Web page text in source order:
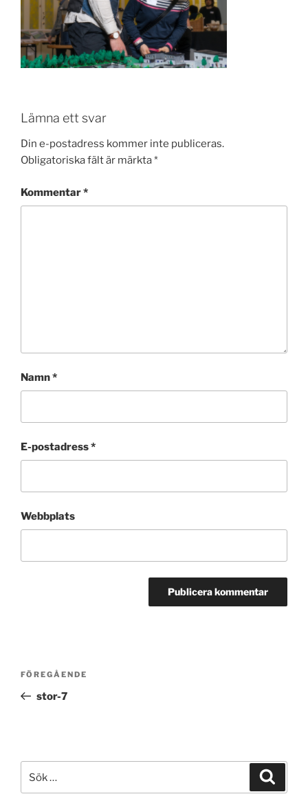
Lämna ett svar
Din e-postadress kommer inte publiceras.
Obligatoriska fält är märkta*
Kommentar*
Namn*
E-postadress*
Webbplats
Inläggsnavigering
Föregående
inlägg
FÖREGÅENDE
stor-7
efter: